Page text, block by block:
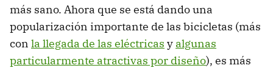
más sano. Ahora que se está dando una
popularización importante de las bicicletas (más
con la llegada de las eléctricas y algunas
particularmente atractivas por diseño), es más